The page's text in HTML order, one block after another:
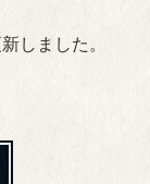
しました。